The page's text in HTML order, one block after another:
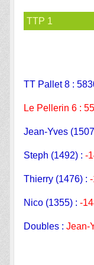
TTP 1
TT Pallet 8 :
Le Pellerin 6 :
Jean-Yves
Steph (1492) : -
Thierry (1476) :
Nico (1355) : -
Doubles : Jean-